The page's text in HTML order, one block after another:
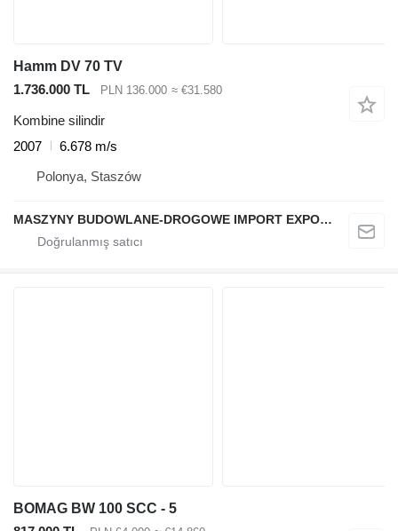
Hamm DV 70 TV
1.736.000 TL
PLN 136.000 ≈ €31.580
Kombine silindir
2007
6.678 m/s
Polonya, Staszów
MASZYNY BUDOWLANE-DROGOWE IMPORT EXPORT
BOMAG BW 100 SCC - 5